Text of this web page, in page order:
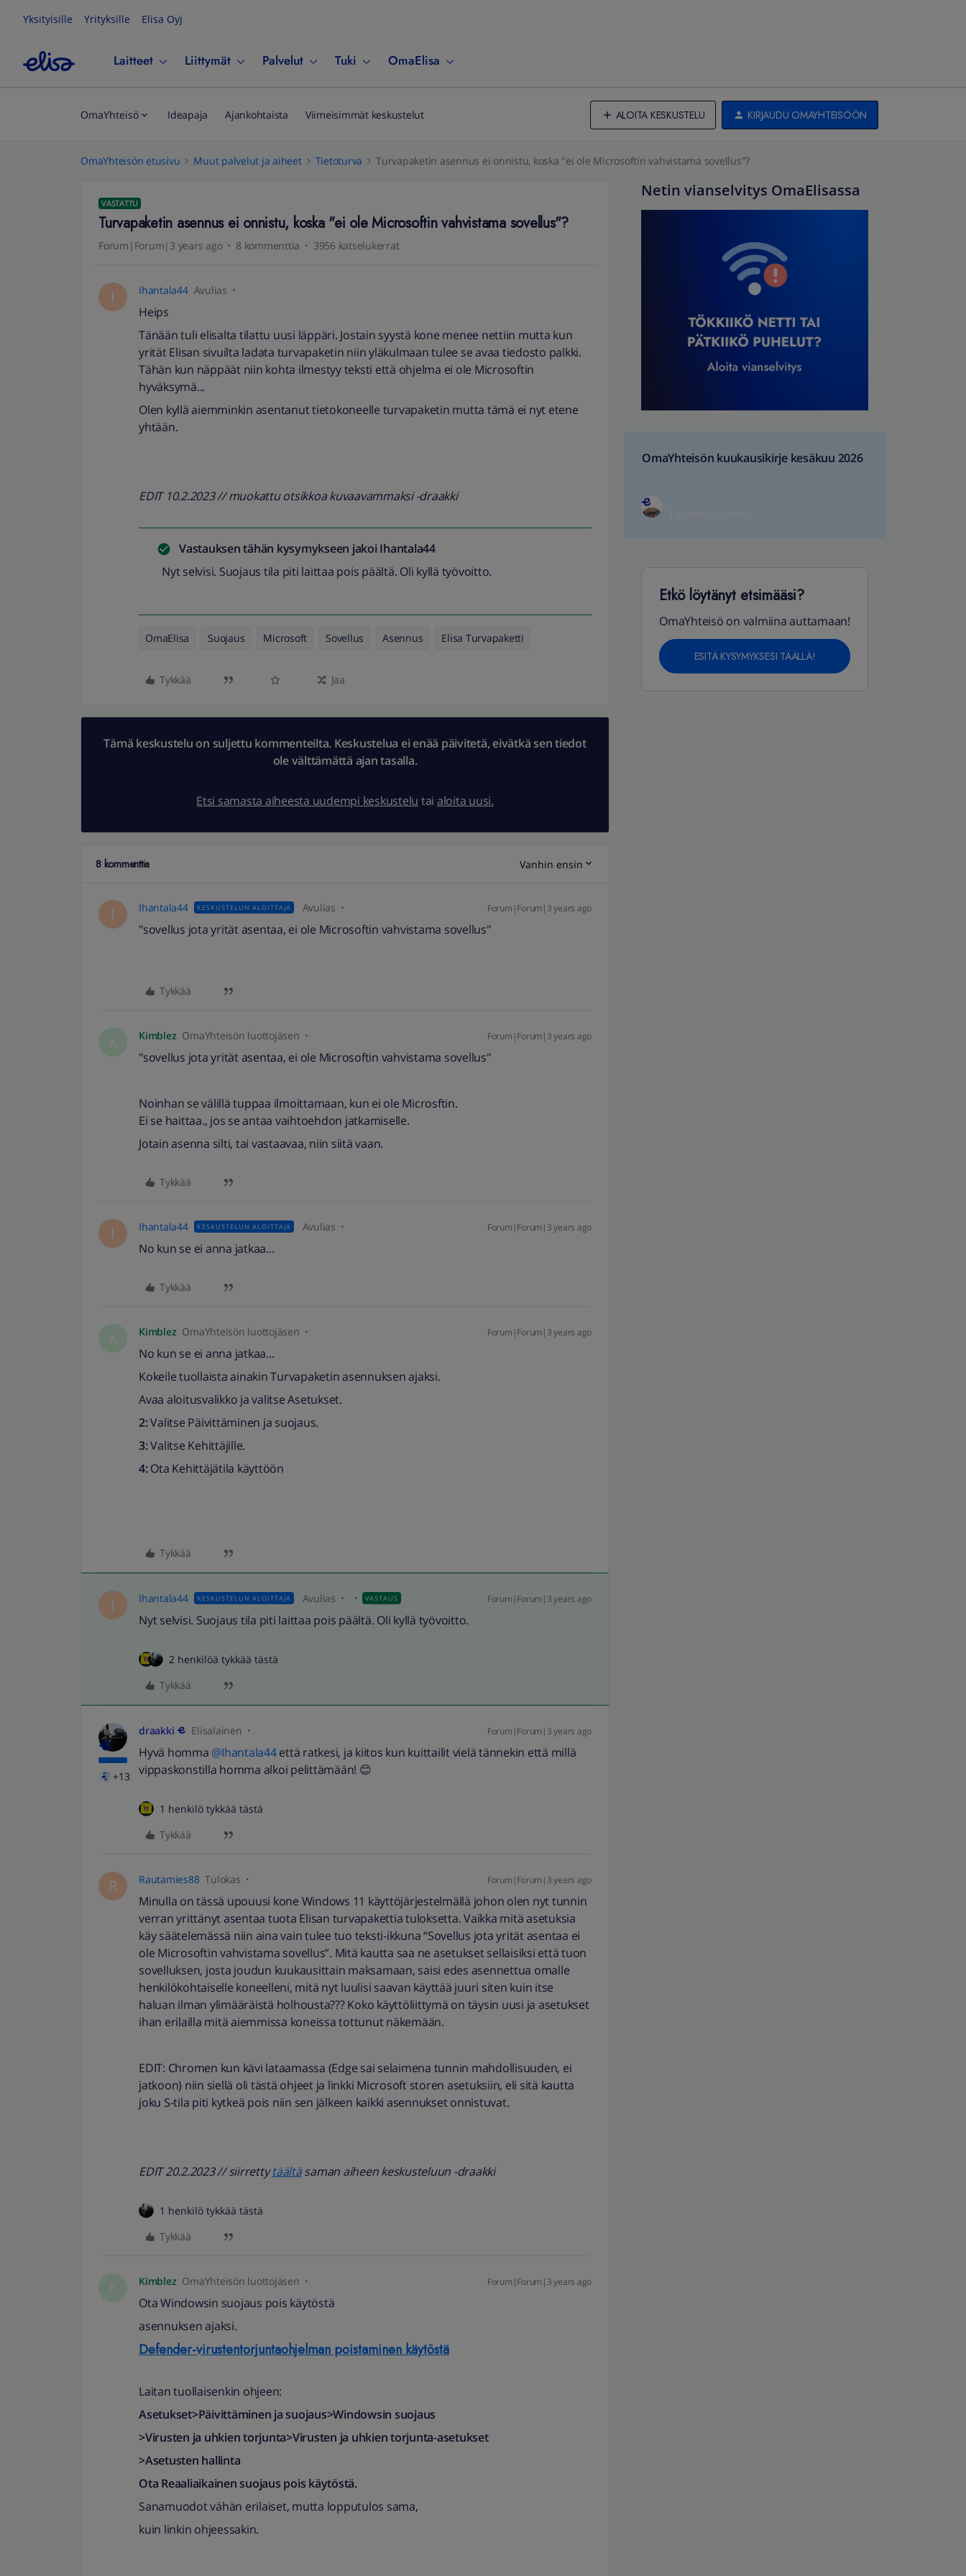
Yksityisille Yrityksille Elisa Oyj
Laitteet Liittymät Palvelut Tuki OmaElisa
OmaYhteisö Ideapaja Ajankohtaista Viimeisimmät keskustelut ALOITA KESKUSTELU KIRJAUDU OMAYHTEISÖÖN
OmaYhteisön etusivu Muut palvelut ja aiheet Tietoturva Turvapaketin asennus ei onnistu, koska "ei ole Microsoftin vahvistama sovellus"?
VASTATTU
Turvapaketin asennus ei onnistu, koska "ei ole Microsoftin vahvistama sovellus"?
Forum|Forum|3 years ago 8 kommenttia 3956 katselukerrat
I Ihantala44 Avulias
Heips
Tänään tuli elisalta tilattu uusi läppäri. Jostain syystä kone menee nettiin mutta kun
yrität Elisan sivuilta ladata turvapaketin niin yläkulmaan tulee se avaa tiedosto palkki.
Tähän kun näppäät niin kohta ilmestyy teksti että ohjelma ei ole Microsoftin
hyväksymä...
Olen kyllä aiemminkin asentanut tietokoneelle turvapaketin mutta tämä ei nyt etene
yhtään.
EDIT 10.2.2023 // muokattu otsikkoa kuvaavammaksi -draakki
Vastauksen tähän kysymykseen jakoi Ihantala44
Nyt selvisi. Suojaus tila piti laittaa pois päältä. Oli kyllä työvoitto.
OmaElisa Suojaus Microsoft Sovellus Asennus Elisa Turvapaketti
Tykkää Jaa
Tämä keskustelu on suljettu kommenteilta. Keskustelua ei enää päivitetä, eivätkä sen tiedot
ole välttämättä ajan tasalla.
Etsi samasta aiheesta uudempi keskustelu tai aloita uusi.
8 kommenttia Vanhin ensin
I Ihantala44 KESKUSTELUN ALOITTAJA Avulias Forum|Forum|3 years ago
"sovellus jota yrität asentaa, ei ole Microsoftin vahvistama sovellus"
Tykkää
Kimblez OmaYhteisön luottojäsen Forum|Forum|3 years ago
"sovellus jota yrität asentaa, ei ole Microsoftin vahvistama sovellus"
Noinhan se välillä tuppaa ilmoittamaan, kun ei ole Microsftin.
Ei se haittaa., jos se antaa vaihtoehdon jatkamiselle.
Jotain asenna silti, tai vastaavaa, niin siitä vaan.
Tykkää
I Ihantala44 KESKUSTELUN ALOITTAJA Avulias Forum|Forum|3 years ago
No kun se ei anna jatkaa...
Tykkää
Kimblez OmaYhteisön luottojäsen Forum|Forum|3 years ago
No kun se ei anna jatkaa...
Kokeile tuollaista ainakin Turvapaketin asennuksen ajaksi.
Avaa aloitusvalikko ja valitse Asetukset.
2:Valitse Päivittäminen ja suojaus.
3:Valitse Kehittäjille.
4:Ota Kehittäjätila käyttöön
Tykkää
I Ihantala44 KESKUSTELUN ALOITTAJA Avulias VASTAUS Forum|Forum|3 years ago
Nyt selvisi. Suojaus tila piti laittaa pois päältä. Oli kyllä työvoitto.
2 henkilöä tykkää tästä
Tykkää
+13
draakki Elisalainen Forum|Forum|3 years ago
Hyvä homma @Ihantala44että ratkesi, ja kiitos kun kuittailit vielä tännekin että millä
vippaskonstilla homma alkoi pelittämään! 😊
1 henkilö tykkää tästä
Tykkää
R Rautamies88 Tulokas Forum|Forum|3 years ago
Minulla on tässä upouusi kone Windows 11 käyttöjärjestelmällä johon olen nyt tunnin
verran yrittänyt asentaa tuota Elisan turvapakettia tuloksetta. Vaikka mitä asetuksia
käy säätelemässä niin aina vain tulee tuo teksti-ikkuna “Sovellus jota yrität asentaa ei
ole Microsoftin vahvistama sovellus”. Mitä kautta saa ne asetukset sellaisiksi että tuon
sovelluksen, josta joudun kuukausittain maksamaan, saisi edes asennettua omalle
henkilökohtaiselle koneelleni, mitä nyt luulisi saavan käyttää juuri siten kuin itse
haluan ilman ylimääräistä holhousta??? Koko käyttöliittymä on täysin uusi ja asetukset
ihan erilailla mitä aiemmissa koneissa tottunut näkemään.
EDIT: Chromen kun kävi lataamassa (Edge sai selaimena tunnin mahdollisuuden, ei
jatkoon) niin siellä oli tästä ohjeet ja linkki Microsoft storen asetuksiin, eli sitä kautta
joku S-tila piti kytkeä pois niin sen jälkeen kaikki asennukset onnistuvat.
EDIT 20.2.2023 // siirrettytäältäsaman aiheen keskusteluun -draakki​​​​​​​
1 henkilö tykkää tästä
Tykkää
Kimblez OmaYhteisön luottojäsen Forum|Forum|3 years ago
Ota Windowsin suojaus pois käytöstä
asennuksen ajaksi.
Defender-virustentorjuntaohjelman poistaminen käytöstä
Laitan tuollaisenkin ohjeen:
Asetukset>Päivittäminen ja suojaus>Windowsin suojaus
>Virusten ja uhkien torjunta>Virusten ja uhkien torjunta-asetukset
>Asetusten hallinta
Ota Reaaliaikainen suojaus pois käytöstä.
Sanamuodot vähän erilaiset, mutta lopputulos sama,
kuin linkin ohjeessakin.
Netin vianselvitys OmaElisassa
OmaYhteisön kuukausikirje kesäkuu 2026
Etkö löytänyt etsimääsi?
OmaYhteisö on valmiina auttamaan!
ESITÄ KYSYMYKSESI TÄÄLLÄ!